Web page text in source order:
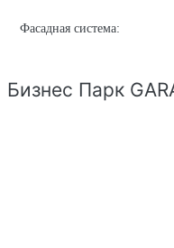
Фасадная система:
Бизнес Парк